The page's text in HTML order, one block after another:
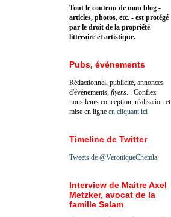
Tout le contenu de mon blog -
articles, photos, etc. - est protégé
par le droit de la propriété
littéraire et artistique.
Pubs, évènements
Rédactionnel, publicité, annonces
d'évènements, flyers ... Confiez-
nous leurs conception, réalisation et
mise en ligne en cliquant ici
Timeline de Twitter
Tweets de @VeroniqueChemla
Interview de Maitre Axel
Metzker, avocat de la
famille Selam